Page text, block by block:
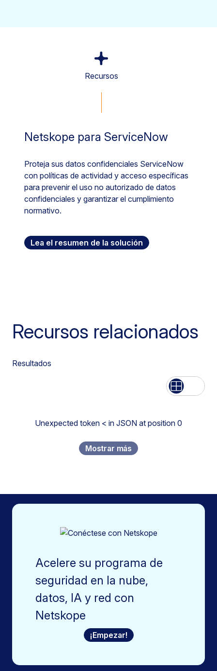
Recursos
Netskope para ServiceNow
Proteja sus datos confidenciales ServiceNow
con políticas de actividad y acceso específicas
para prevenir el uso no autorizado de datos
confidenciales y garantizar el cumplimiento
normativo.
Lea el resumen de la solución
Recursos relacionados
Resultados
Lista Grid
Unexpected token < in JSON at position 0
Mostrar más
Acelere su programa de
seguridad en la nube,
datos, IA y red con
Netskope
¡Empezar!